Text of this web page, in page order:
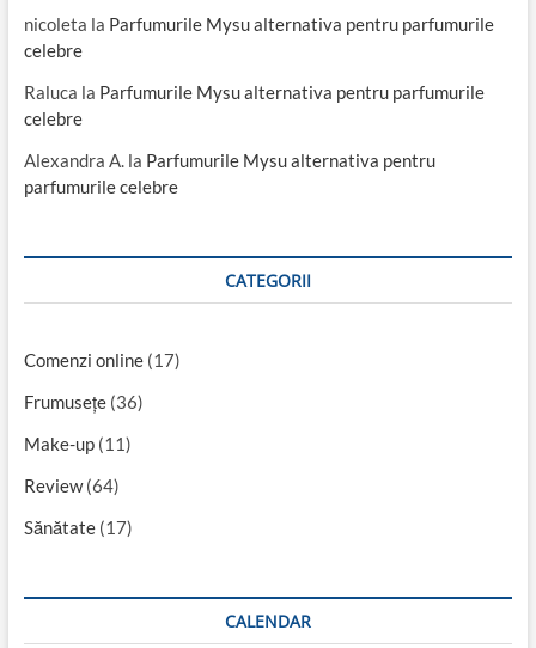
nicoleta la Parfumurile Mysu alternativa pentru parfumurile
celebre
Raluca la Parfumurile Mysu alternativa pentru parfumurile
celebre
Alexandra A.la Parfumurile Mysu alternativa pentru
parfumurile celebre
CATEGORII
Comenzi online(17)
Frumusețe(36)
Make-up(11)
Review(64)
Sănătate(17)
CALENDAR